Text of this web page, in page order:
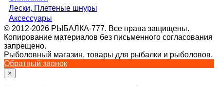
Лески, Плетеные шнуры
Аксессуары
© 2012-2026 РЫБАЛКА-777. Все права защищены.
Копирование материалов без письменного согласования
запрещено.
Рыболовный магазин, товары для рыбалки и рыболовов.
Обратный звонок
×